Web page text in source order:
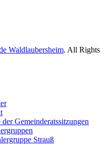
Waldlaubersheim. All Rights
Gemeinderatssitzungen
Strauß